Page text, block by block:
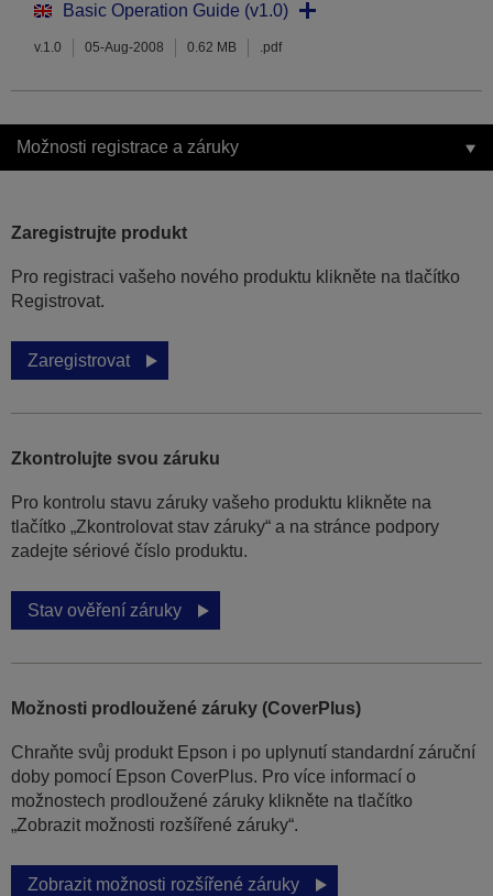
Basic Operation Guide (v1.0)
v.1.0 05-Aug-2008 0.62 MB .pdf
Možnosti registrace a záruky
Zaregistrujte produkt
Pro registraci vašeho nového produktu klikněte na tlačítko
Registrovat.
Zaregistrovat
Zkontrolujte svou záruku
Pro kontrolu stavu záruky vašeho produktu klikněte na
tlačítko „Zkontrolovat stav záruky“ a na stránce podpory
zadejte sériové číslo produktu.
Stav ověření záruky
Možnosti prodloužené záruky (CoverPlus)
Chraňte svůj produkt Epson i po uplynutí standardní záruční
doby pomocí Epson CoverPlus. Pro více informací o
možnostech prodloužené záruky klikněte na tlačítko
„Zobrazit možnosti rozšířené záruky“.
Zobrazit možnosti rozšířené záruky